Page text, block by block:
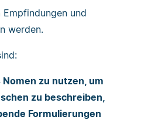
und
werden.
zu nutzen, um
zu beschreiben,
Formulierungen